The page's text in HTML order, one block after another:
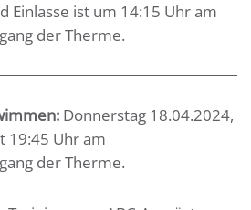
Einlasse ist um 14:15 Uhr am
der Therme.
Donnerstag 18.04.2024,
19:45 Uhr am
der Therme.